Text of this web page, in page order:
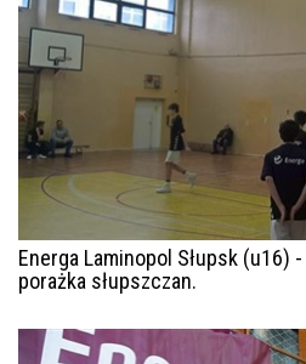
Energa Laminopol Słupsk (u16)
porażka słupszczan.